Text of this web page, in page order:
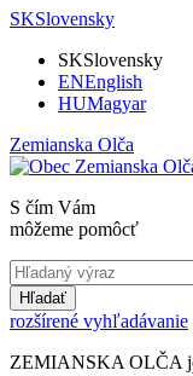
SKSlovensky
SKSlovensky
ENEnglish
HUMagyar
Zemianska Olča
S čím Vám
môžeme pomôcť
Hľadať
rozšírené vyhľadávanie
ZEMIANSKA OLČA